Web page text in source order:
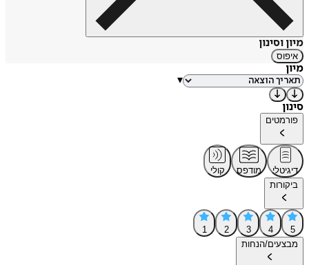
מיון וסינון
איפוס
מיון
▾
סינון
פורמטים
דיגיטלי מודפס
קולי
ביקורות
5
4
3
2
1
מבצעים/הנחות